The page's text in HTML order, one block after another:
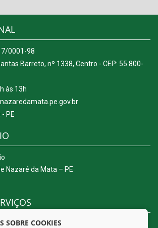
0001-98
Barreto, nº 1338, Centro - CEP: 55.800-
às 13h
PE
Nazaré da Mata – PE
SOBRE COOKIES